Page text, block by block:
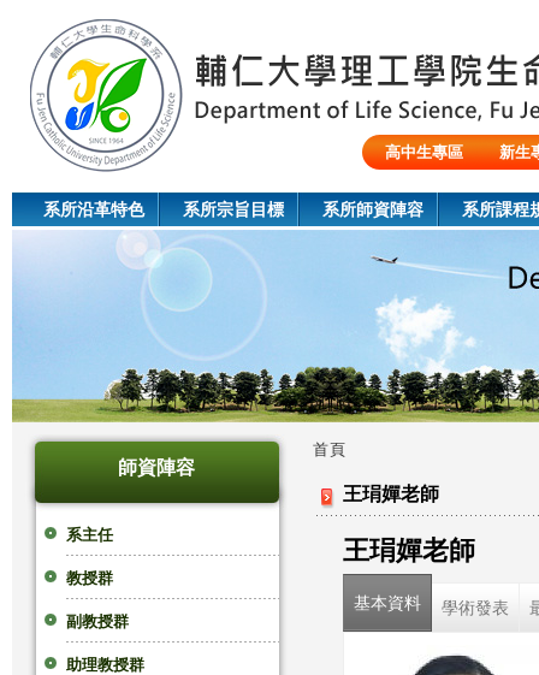
高中生專區
新生
系所沿革特色 系所宗旨目標 系所師資陣容 系所課程
師資陣容
系主任
教授群
副教授群
助理教授群
您
首頁
王琄嬋老師
王琄嬋老師
基本資料 學術發表